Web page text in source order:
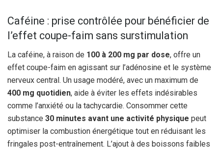
Caféine : prise contrôlée pour bénéficier de
l’effet coupe-faim sans surstimulation
La caféine, à raison de 100 à 200 mg par dose, offre un
effet coupe-faim en agissant sur l’adénosine et le système
nerveux central. Un usage modéré, avec un maximum de
400 mg quotidien, aide à éviter les effets indésirables
comme l’anxiété ou la tachycardie. Consommer cette
substance 30 minutes avant une activité physique peut
optimiser la combustion énergétique tout en réduisant les
fringales post-entraînement. L’ajout à des boissons faibles